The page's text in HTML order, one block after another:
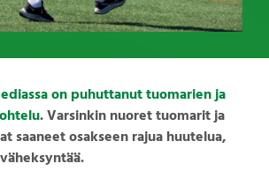
on puhuttanut tuomarien ja
. Varsinkin nuoret tuomarit ja
saaneet osakseen rajua huutelua,